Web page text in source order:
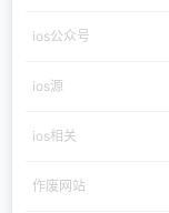
ios公众号
ios源
ios相关
作废网站